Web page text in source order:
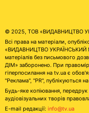
© 2025, ТОВ «ВИДАВНИЦТВО
Всі права на матеріали,
«ВИДАВНИЦТВО УКРАЇНСЬКИЙ
матеріалів без письмового
ДІМ» заборонено. При
гіперпосилання на tv.ua є
"Реклама", "PR", публікуються
Будь-яке копіювання, передрук
аудіовізуальних творів
E-mail редакції: info@tv.ua